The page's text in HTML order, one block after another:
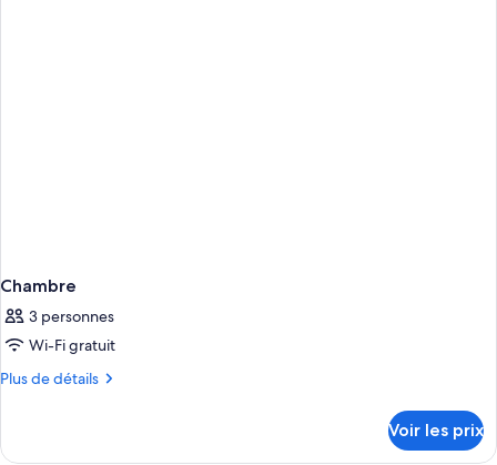
Chambre
3 personnes
Wi-Fi gratuit
Plus de détails
Plus
le
Voir les prix